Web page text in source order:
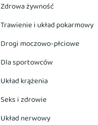
Zdrowa żywność
Trawienie i układ pokarmowy
Drogi moczowo-płciowe
Dla sportowców
Układ krążenia
Seks i zdrowie
Układ nerwowy